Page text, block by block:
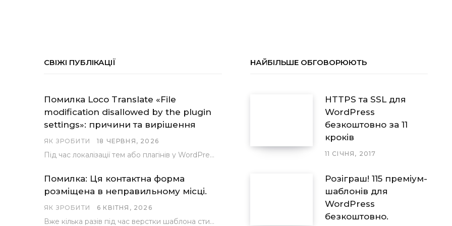
СВІЖІ ПУБЛІКАЦІЇ
Помилка Loco Translate «File
modification disallowed by the plugin
settings»: причини та вирішення
ЯК ЗРОБИТИ 18 ЧЕРВНЯ, 2026
Під час локалізації тем або плагінів у WordPress за допомогою популярного інструменту Loco Translate розробники…
Помилка: Ця контактна форма
розміщена в неправильному місці.
ЯК ЗРОБИТИ 6 КВІТНЯ, 2026
Вже кілька разів під час верстки шаблона стикалися з проблемою, коли замість контактної форми, згенерованої…
НАЙБІЛЬШЕ ОБГОВОРЮЮТЬ
HTTPS та SSL для
WordPress
безкоштовно за 11
кроків
11 СІЧНЯ, 2017
Розіграш! 115 преміум-
шаблонів для
WordPress
безкоштовно.